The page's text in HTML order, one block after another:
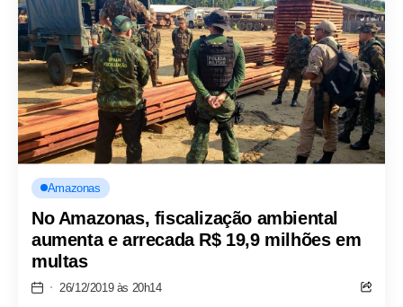
Amazonas
No Amazonas, fiscalização ambiental
aumenta e arrecada R$ 19,9 milhões em
multas
26/12/2019 às 20h14